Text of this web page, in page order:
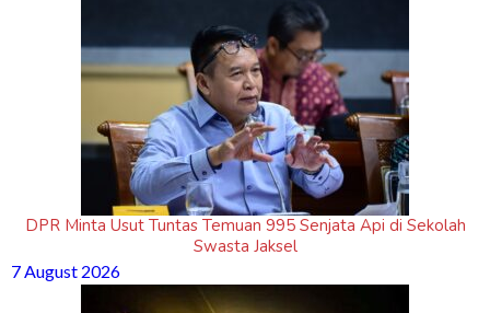
DPR Minta Usut Tuntas Temuan 995 Senjata Api di Sekolah
Swasta Jaksel
7 August 2026